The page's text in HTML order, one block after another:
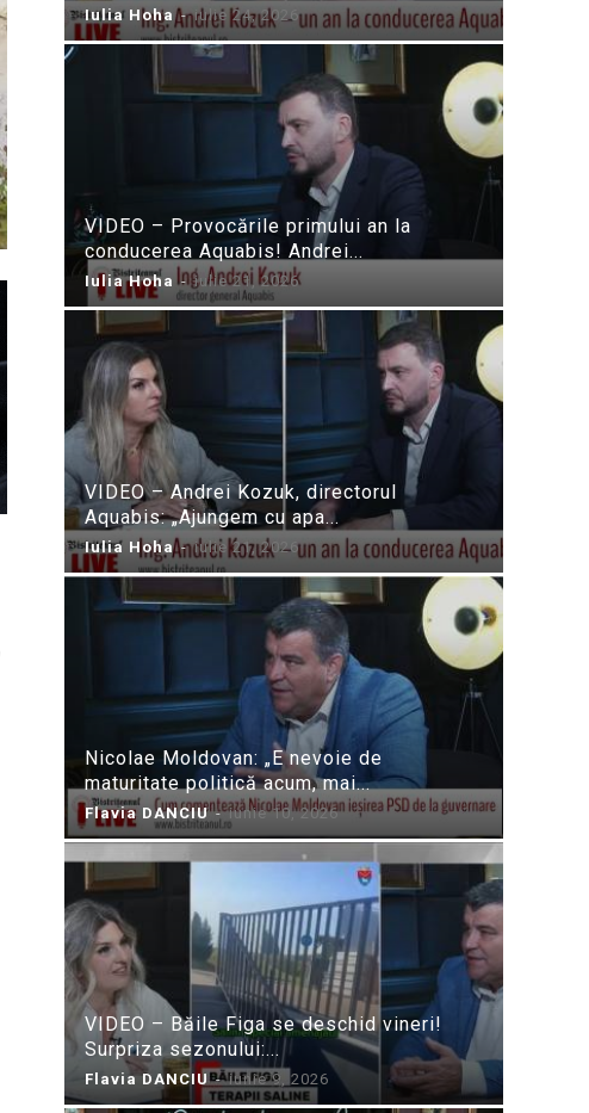
Iulia Hoha - iulie 24, 2026
VIDEO – Provocările primului an la
conducerea Aquabis! Andrei...
Iulia Hoha - iulie 21, 2026
VIDEO – Andrei Kozuk, directorul
Aquabis: „Ajungem cu apa...
Iulia Hoha - iulie 21, 2026
Nicolae Moldovan: „E nevoie de
maturitate politică acum, mai...
Flavia DANCIU - iunie 10, 2026
VIDEO – Băile Figa se deschid vineri!
Surpriza sezonului:...
Flavia DANCIU - iunie 9, 2026